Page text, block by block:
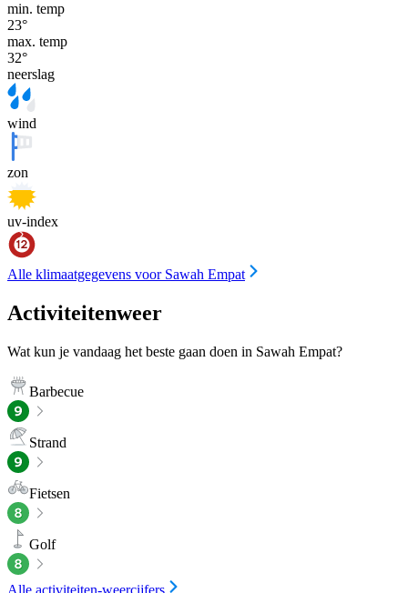
min. temp
23°
max. temp
32°
neerslag
wind
zon
uv-index
Alle klimaatgegevens voor Sawah Empat
Activiteitenweer
Wat kun je vandaag het beste gaan doen in Sawah Empat?
Barbecue
Strand
Fietsen
Golf
Alle activiteiten-weercijfers